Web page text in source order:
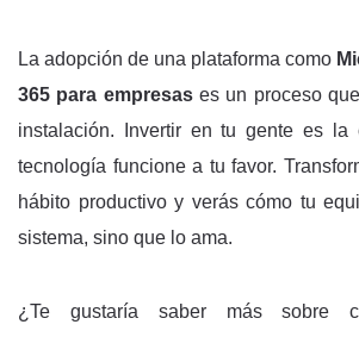
La adopción de una plataforma como
365 para empresases un proceso
instalación. Invertir en tu gente es la
tecnología funcione a tu favor.
hábito productivo y verás cómo tu
sistema, sino que lo ama.
¿Te gustaría saber más sobre